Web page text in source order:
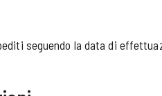
seguendo la data di